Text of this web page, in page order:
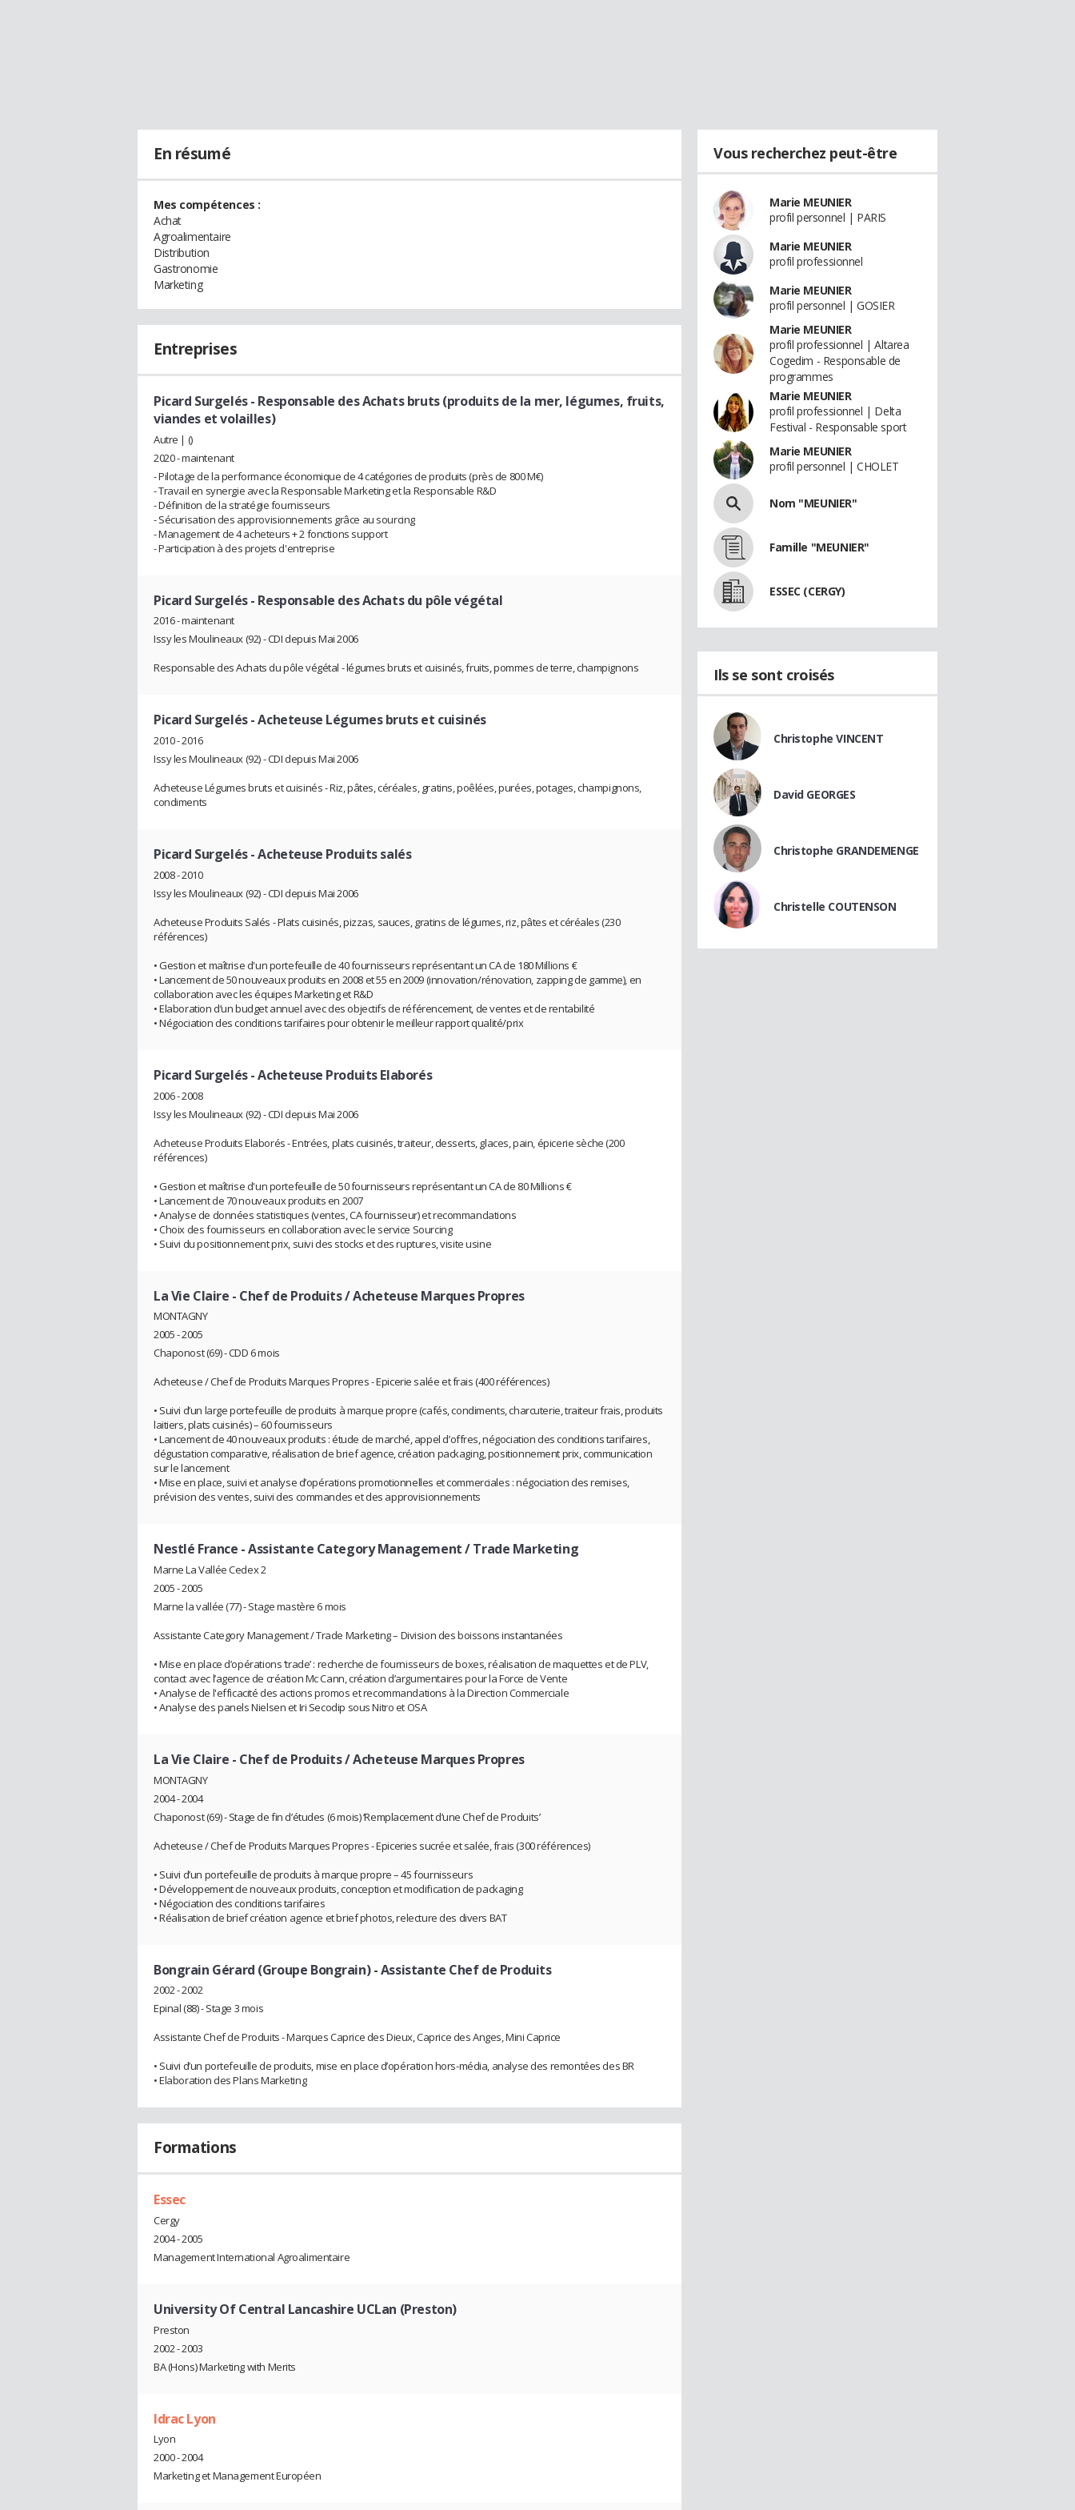
En résumé
Mes compétences :
Achat
Agroalimentaire
Distribution
Gastronomie
Marketing
Entreprises
Picard Surgelés- Responsable des Achats bruts (produits de la mer, légumes, fruits,
viandes et volailles)
Autre | ()
2020 - maintenant
- Pilotage de la performance économique de 4 catégories de produits (près de 800 M€)
- Travail en synergie avec la Responsable Marketing et la Responsable R&D
- Définition de la stratégie fournisseurs
- Sécurisation des approvisionnements grâce au sourcing
- Management de 4 acheteurs + 2 fonctions support
- Participation à des projets d'entreprise
Picard Surgelés- Responsable des Achats du pôle végétal
2016 - maintenant
Issy les Moulineaux (92) - CDI depuis Mai 2006
Responsable des Achats du pôle végétal - légumes bruts et cuisinés, fruits, pommes de terre, champignons
Picard Surgelés- Acheteuse Légumes bruts et cuisinés
2010 - 2016
Issy les Moulineaux (92) - CDI depuis Mai 2006
Acheteuse Légumes bruts et cuisinés - Riz, pâtes, céréales, gratins, poêlées, purées, potages, champignons,
condiments
Picard Surgelés- Acheteuse Produits salés
2008 - 2010
Issy les Moulineaux (92) - CDI depuis Mai 2006
Acheteuse Produits Salés - Plats cuisinés, pizzas, sauces, gratins de légumes, riz, pâtes et céréales (230
références)
• Gestion et maîtrise d'un portefeuille de 40 fournisseurs représentant un CA de 180 Millions €
• Lancement de 50 nouveaux produits en 2008 et 55 en 2009 (innovation/rénovation, zapping de gamme), en
collaboration avec les équipes Marketing et R&D
• Elaboration d’un budget annuel avec des objectifs de référencement, de ventes et de rentabilité
• Négociation des conditions tarifaires pour obtenir le meilleur rapport qualité/prix
Picard Surgelés- Acheteuse Produits Elaborés
2006 - 2008
Issy les Moulineaux (92) - CDI depuis Mai 2006
Acheteuse Produits Elaborés - Entrées, plats cuisinés, traiteur, desserts, glaces, pain, épicerie sèche (200
références)
• Gestion et maîtrise d'un portefeuille de 50 fournisseurs représentant un CA de 80 Millions €
• Lancement de 70 nouveaux produits en 2007
• Analyse de données statistiques (ventes, CA fournisseur) et recommandations
• Choix des fournisseurs en collaboration avec le service Sourcing
• Suivi du positionnement prix, suivi des stocks et des ruptures, visite usine
La Vie Claire - Chef de Produits / Acheteuse Marques Propres
MONTAGNY
2005 - 2005
Chaponost (69) - CDD 6 mois
Acheteuse / Chef de Produits Marques Propres - Epicerie salée et frais (400 références)
• Suivi d’un large portefeuille de produits à marque propre (cafés, condiments, charcuterie, traiteur frais, produits
laitiers, plats cuisinés) – 60 fournisseurs
• Lancement de 40 nouveaux produits : étude de marché, appel d’offres, négociation des conditions tarifaires,
dégustation comparative, réalisation de brief agence, création packaging, positionnement prix, communication
sur le lancement
• Mise en place, suivi et analyse d’opérations promotionnelles et commerciales : négociation des remises,
prévision des ventes, suivi des commandes et des approvisionnements
Nestlé France - Assistante Category Management / Trade Marketing
Marne La Vallée Cedex 2
2005 - 2005
Marne la vallée (77) - Stage mastère 6 mois
Assistante Category Management / Trade Marketing – Division des boissons instantanées
• Mise en place d’opérations ‘trade’ : recherche de fournisseurs de boxes, réalisation de maquettes et de PLV,
contact avec l’agence de création Mc Cann, création d’argumentaires pour la Force de Vente
• Analyse de l'efficacité des actions promos et recommandations à la Direction Commerciale
• Analyse des panels Nielsen et Iri Secodip sous Nitro et OSA
La Vie Claire - Chef de Produits / Acheteuse Marques Propres
MONTAGNY
2004 - 2004
Chaponost (69) - Stage de fin d’études (6 mois) ‘Remplacement d’une Chef de Produits’
Acheteuse / Chef de Produits Marques Propres - Epiceries sucrée et salée, frais (300 références)
• Suivi d’un portefeuille de produits à marque propre – 45 fournisseurs
• Développement de nouveaux produits, conception et modification de packaging
• Négociation des conditions tarifaires
• Réalisation de brief création agence et brief photos, relecture des divers BAT
Bongrain Gérard (Groupe Bongrain)- Assistante Chef de Produits
2002 - 2002
Epinal (88) - Stage 3 mois
Assistante Chef de Produits - Marques Caprice des Dieux, Caprice des Anges, Mini Caprice
• Suivi d’un portefeuille de produits, mise en place d’opération hors-média, analyse des remontées des BR
• Elaboration des Plans Marketing
Formations
Essec
Cergy
2004 - 2005
Management International Agroalimentaire
University Of Central Lancashire UCLan (Preston)
Preston
2002 - 2003
BA (Hons) Marketing with Merits
Idrac Lyon
Lyon
2000 - 2004
Marketing et Management Européen
Vous recherchez peut-être
Marie MEUNIER
profil personnel | PARIS
Marie MEUNIER
profil professionnel
Marie MEUNIER
profil personnel | GOSIER
Marie MEUNIER
profil professionnel | Altarea
Cogedim - Responsable de
programmes
Marie MEUNIER
profil professionnel | Delta
Festival - Responsable sport
Marie MEUNIER
profil personnel | CHOLET
Nom "MEUNIER"
Famille "MEUNIER"
ESSEC (CERGY)
Ils se sont croisés
Christophe VINCENT
David GEORGES
Christophe GRANDEMENGE
Christelle COUTENSON